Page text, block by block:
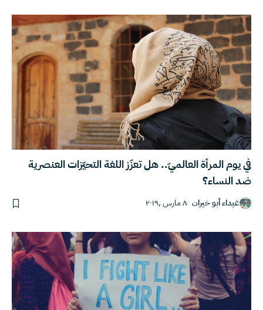
في يوم المرأة العالميّ.. هل تعزّز اللغة التحيّزات العنصرية
ضد النساء؟
غيداء أبو خيران ٨ مارس ,٢٠١٩